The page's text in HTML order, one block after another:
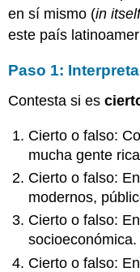
en sí mismo (in
este país
Paso 1:
Contesta si es
Cierto o falso:
mucha gente
Cierto o falso:
modernos,
Cierto o falso:
socioeconómica.
Cierto o falso: